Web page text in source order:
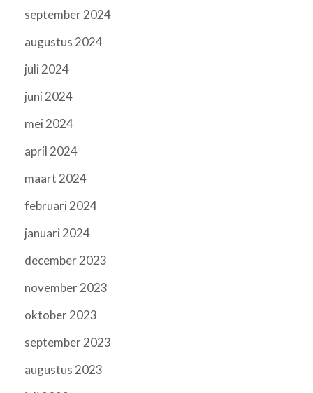
september 2024
augustus 2024
juli 2024
juni 2024
mei 2024
april 2024
maart 2024
februari 2024
januari 2024
december 2023
november 2023
oktober 2023
september 2023
augustus 2023